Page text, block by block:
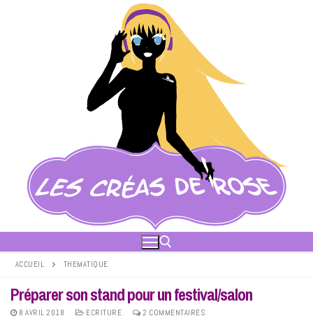
Rechercher :
ACCUEIL THEMATIQUE
Préparer son stand pour un festival/salon
8 AVRIL 2018 ECRITURE 2 COMMENTAIRES